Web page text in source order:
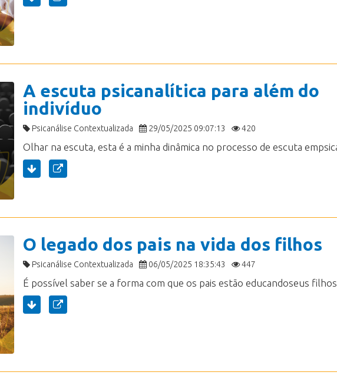
A escuta psicanalítica para além do
indivíduo
Psicanálise Contextualizada 29/05/2025 09:07:13 420
O legado dos pais na vida dos filhos
Psicanálise Contextualizada 06/05/2025 18:35:43 447